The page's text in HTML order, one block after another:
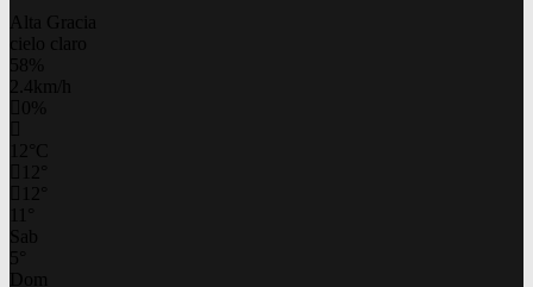
Alta Gracia
cielo claro
58%
2.4km/h
0%
C
Sab
5
Dom